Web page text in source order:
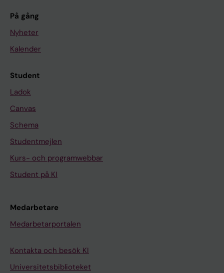
På gång
Nyheter
Kalender
Student
Ladok
Canvas
Schema
Studentmejlen
Kurs- och programwebbar
Student på KI
Medarbetare
Medarbetarportalen
Kontakta och besök KI
Universitetsbiblioteket